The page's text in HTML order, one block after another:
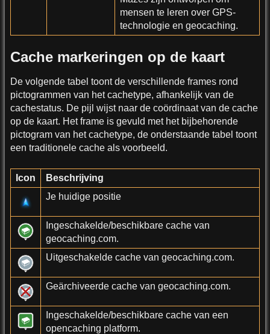
mensen te leren over GPS-
technologie en geocaching.
Cache markeringen op de kaart
De volgende tabel toont de verschillende frames rond
pictogrammen van het cachetype, afhankelijk van de
cachestatus. De pijl wijst naar de coördinaat van de cache
op de kaart. Het frame is gevuld met het bijbehorende
pictogram van het cachetype, de onderstaande tabel toont
een traditionele cache als voorbeeld.
Icon
Beschrijving
Je huidige positie
Ingeschakelde/beschikbare cache van
geocaching.com.
Uitgeschakelde cache van geocaching.com.
Geärchiveerde cache van geocaching.com.
Ingeschakelde/beschikbare cache van een
opencaching platform.